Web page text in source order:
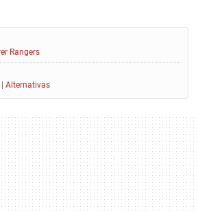
Rangers
Alternativas